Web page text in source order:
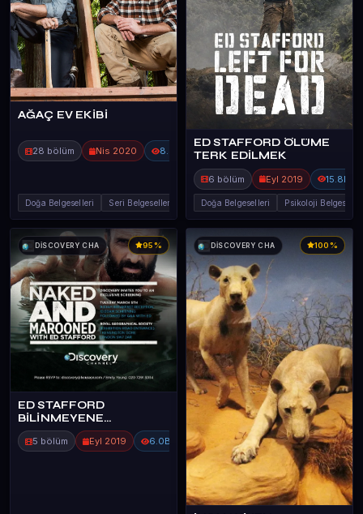
AĞAÇ EV EKİBİ
28 bölüm Nis 2020 8.3B
Doğa Belgeselleri Seri Belgeseller
ED STAFFORD ÖLÜME
TERK EDİLMEK
6 bölüm Eyl 2019 15.8B
Doğa Belgeselleri Psikoloji Belgesel
DİSCOVERY CHA 95%
ED STAFFORD
BİLİNMEYENE
YOLCULUK
5 bölüm Eyl 2019 6.0B
DİSCOVERY CHA 100%